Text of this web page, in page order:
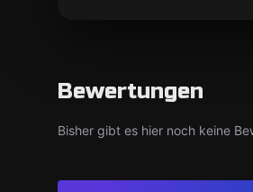
Bewertungen
Bisher gibt es hier noch keine